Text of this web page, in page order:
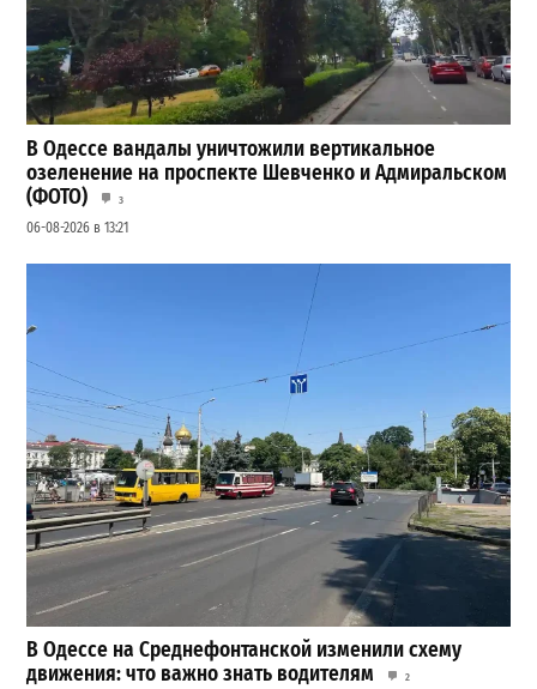
В Одессе вандалы уничтожили вертикальное
озеленение на проспекте Шевченко и Адмиральском
(ФОТО)
3
06-08-2026 в 13:21
В Одессе на Среднефонтанской изменили схему
движения: что важно знать водителям
2